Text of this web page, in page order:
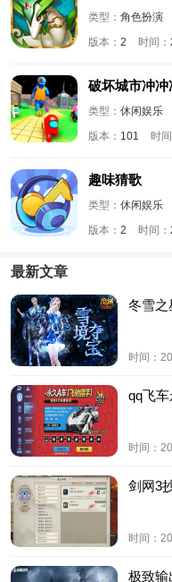
类型： 角色扮演
版本： 2 时间：
破坏城市冲冲
类型： 休闲娱乐
版本： 101 时间
趣味猜歌
类型： 休闲娱乐
版本： 2 时间：
最新文章
冬雪之
时间：
qq飞
时间：
剑网3
时间：
极致输